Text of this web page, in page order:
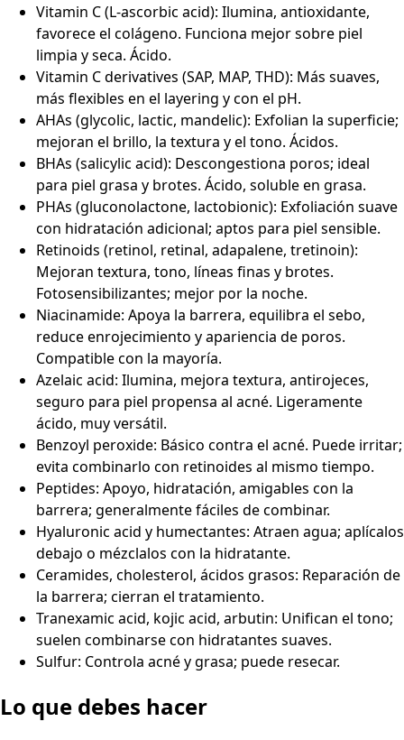
Vitamin C (L-ascorbic acid): Ilumina, antioxidante,
favorece el colágeno. Funciona mejor sobre piel
limpia y seca. Ácido.
Vitamin C derivatives (SAP, MAP, THD): Más suaves,
más flexibles en el layering y con el pH.
AHAs (glycolic, lactic, mandelic): Exfolian la superficie;
mejoran el brillo, la textura y el tono. Ácidos.
BHAs (salicylic acid): Descongestiona poros; ideal
para piel grasa y brotes. Ácido, soluble en grasa.
PHAs (gluconolactone, lactobionic): Exfoliación suave
con hidratación adicional; aptos para piel sensible.
Retinoids (retinol, retinal, adapalene, tretinoin):
Mejoran textura, tono, líneas finas y brotes.
Fotosensibilizantes; mejor por la noche.
Niacinamide: Apoya la barrera, equilibra el sebo,
reduce enrojecimiento y apariencia de poros.
Compatible con la mayoría.
Azelaic acid: Ilumina, mejora textura, antirojeces,
seguro para piel propensa al acné. Ligeramente
ácido, muy versátil.
Benzoyl peroxide: Básico contra el acné. Puede irritar;
evita combinarlo con retinoides al mismo tiempo.
Peptides: Apoyo, hidratación, amigables con la
barrera; generalmente fáciles de combinar.
Hyaluronic acid y humectantes: Atraen agua; aplícalos
debajo o mézclalos con la hidratante.
Ceramides, cholesterol, ácidos grasos: Reparación de
la barrera; cierran el tratamiento.
Tranexamic acid, kojic acid, arbutin: Unifican el tono;
suelen combinarse con hidratantes suaves.
Sulfur: Controla acné y grasa; puede resecar.
Lo que debes hacer